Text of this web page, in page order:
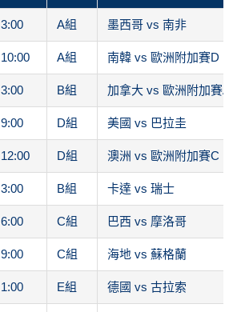
3:00 A組 墨西哥 vs 南非
10:00 A組 南韓 vs 歐洲附加賽D
3:00 B組 加拿大 vs 歐洲附加賽A
9:00 D組 美國 vs 巴拉圭
12:00 D組 澳洲 vs 歐洲附加賽C
3:00 B組 卡達 vs 瑞士
6:00 C組 巴西 vs 摩洛哥
9:00 C組 海地 vs 蘇格蘭
1:00 E組 德國 vs 古拉索